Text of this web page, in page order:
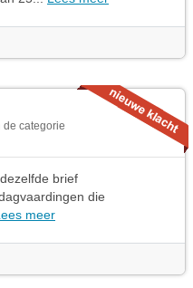
de categorie
brief
die
meer